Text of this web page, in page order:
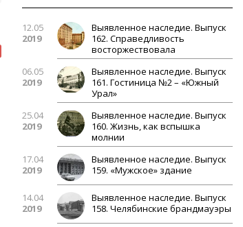
12.05
2019
Выявленное наследие. Выпуск
162. Справедливость
восторжествовала
06.05
2019
Выявленное наследие. Выпуск
161. Гостиница №2 – «Южный
Урал»
25.04
2019
Выявленное наследие. Выпуск
160. Жизнь, как вспышка
молнии
17.04
2019
Выявленное наследие. Выпуск
159. «Мужское» здание
14.04
2019
Выявленное наследие. Выпуск
158. Челябинские брандмауэры